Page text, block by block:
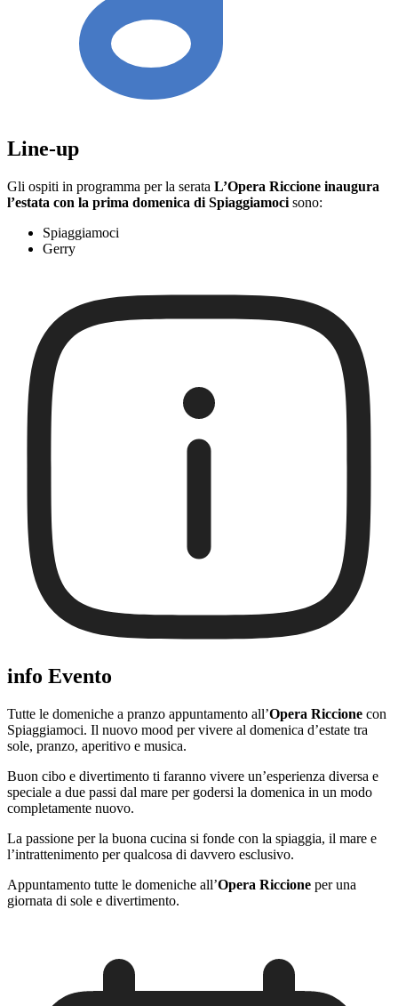
Line-up
Gli ospiti in programma per la serata L’Opera Riccione inaugura
l’estata con la prima domenica di Spiaggiamoci sono:
Spiaggiamoci
Gerry
info Evento
Tutte le domeniche a pranzo appuntamento all’Opera Riccione con
Spiaggiamoci. Il nuovo mood per vivere al domenica d’estate tra
sole, pranzo, aperitivo e musica.
Buon cibo e divertimento ti faranno vivere un’esperienza diversa e
speciale a due passi dal mare per godersi la domenica in un modo
completamente nuovo.
La passione per la buona cucina si fonde con la spiaggia, il mare e
l’intrattenimento per qualcosa di davvero esclusivo.
Appuntamento tutte le domeniche all’Opera Riccione per una
giornata di sole e divertimento.